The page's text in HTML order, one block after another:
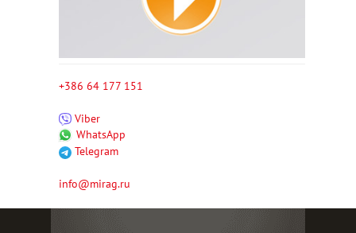
+386 64 177 151
Viber
WhatsApp
Telegram
info@mirag.ru